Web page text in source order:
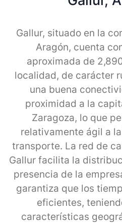
Gallur, situado en la
Aragón, cuenta
aproximada de
localidad, de carácter
una buena
proximidad a la
Zaragoza, lo que
relativamente ágil a
transporte. La red de
Gallur facilita la
presencia de la
garantiza que los
eficientes,
características